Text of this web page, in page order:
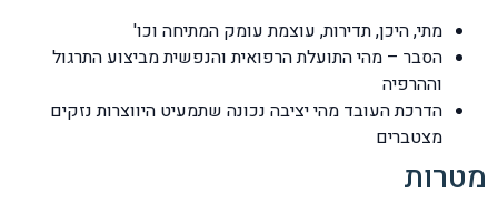
מתי, היכן, תדירות, עוצמת עומק המתיחה וכו'
הסבר – מהי התועלת הרפואית והנפשית מביצוע התרגול
וההרפיה
הדרכת העובד מהי יציבה נכונה שתמעיט היווצרות נזקים
מצטברים
מטרות